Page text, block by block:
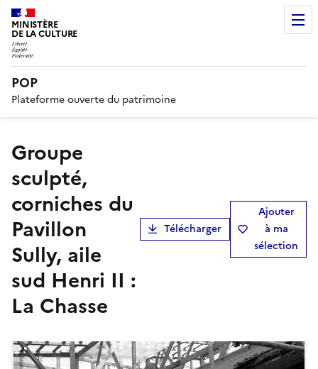
MINISTÈRE
DE LA CULTURE
POP
Plateforme ouverte du patrimoine
Groupe
sculpté,
corniches du
Pavillon
Sully, aile
sud Henri II :
La Chasse
Télécharger
Ajouter
à ma
sélection